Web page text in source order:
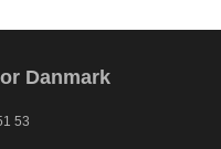
Danmark
53